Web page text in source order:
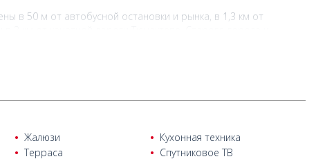
в 50 м от автобусной остановки и рынка, в 1,3 км от
аэропорт Антальи находится в 28 км.
Жалюзи
Кухонная техника
Терраса Спутниковое ТВ